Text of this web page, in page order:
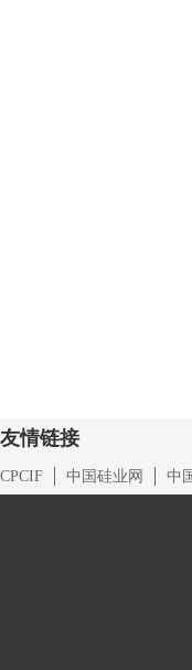
友情链接
CPCIF 中国硅业网 中